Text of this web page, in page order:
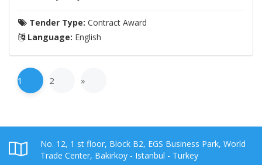
Tender Type: Contract Award
Language: English
1 2 »
No. 12, 1 st floor, Block B2, EGS Business Park, World
Trade Center, Bakirkoy - Istanbul - Turkey